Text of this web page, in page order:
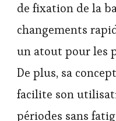
de fixation de la
changements
un atout pour les
De plus, sa
facilite son
périodes sans